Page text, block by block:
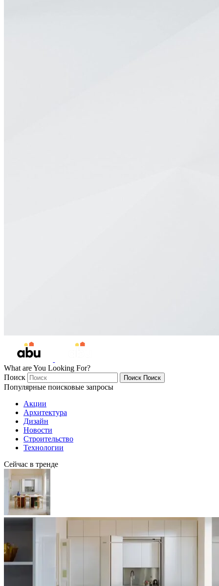
What are You Looking For?
Поиск
Поиск Поиск
Популярные поисковые запросы
Акции
Архитектура
Дизайн
Новости
Строительство
Технологии
Сейчас в тренде